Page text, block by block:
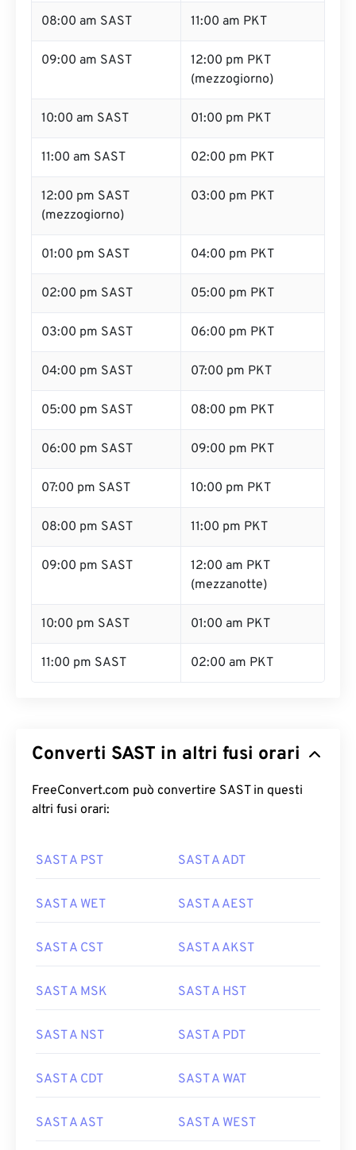
08:00 am SAST 11:00 am PKT
09:00 am SAST
12:00 pm PKT
(mezzogiorno)
10:00 am SAST 01:00 pm PKT
11:00 am SAST 02:00 pm PKT
12:00 pm SAST
(mezzogiorno)
03:00 pm PKT
01:00 pm SAST 04:00 pm PKT
02:00 pm SAST 05:00 pm PKT
03:00 pm SAST 06:00 pm PKT
04:00 pm SAST 07:00 pm PKT
05:00 pm SAST 08:00 pm PKT
06:00 pm SAST 09:00 pm PKT
07:00 pm SAST 10:00 pm PKT
08:00 pm SAST 11:00 pm PKT
09:00 pm SAST
12:00 am PKT
(mezzanotte)
10:00 pm SAST 01:00 am PKT
11:00 pm SAST 02:00 am PKT
Converti SAST in altri fusi orari
FreeConvert.com può convertire SAST in questi
altri fusi orari:
SAST A PST SAST A ADT
SAST A WET SAST A AEST
SAST A CST SAST A AKST
SAST A MSK SAST A HST
SAST A NST SAST A PDT
SAST A CDT SAST A WAT
SAST A AST SAST A WEST